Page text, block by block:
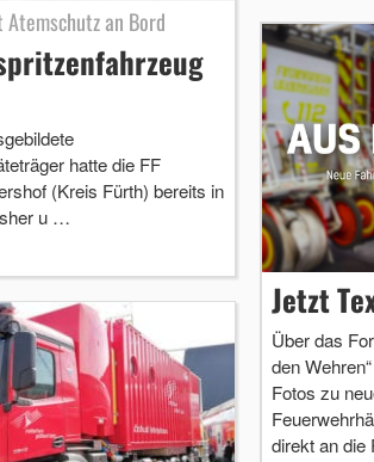
Atemschutz an Bord
hatte die FF
(Kreis Fürth) bereits in
u …
Jetzt
Über das
den
Fotos zu
direkt an die